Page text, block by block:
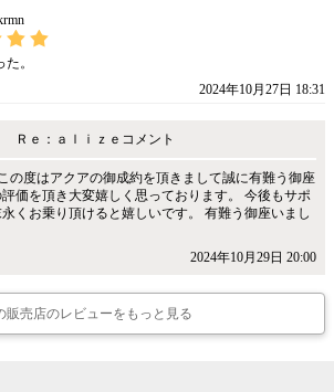
。
2024年10月27日 18:31
ｅ：ａｌｉｚｅコメント
の度はアクアの御成約を頂きまして誠に有難う御座
価を頂き大変嬉しく思っております。 今後もサポ
くお乗り頂けると嬉しいです。 有難う御座いまし
2024年10月29日 20:00
販売店のレビューをもっと見る